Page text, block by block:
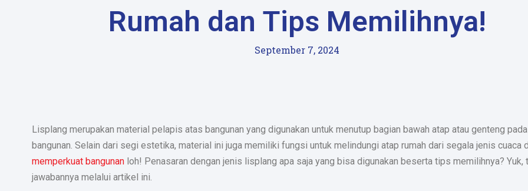
Rumah dan Tips Memilihnya!
September 7, 2024
Lisplang merupakan material pelapis atas bangunan yang digunakan untuk menutup bagian bawah atap atau genteng
bangunan. Selain dari segi estetika, material ini juga memiliki fungsi untuk melindungi atap rumah dari segala jenis cuaca
memperkuat bangunanloh! Penasaran dengan jenis lisplang apa saja yang bisa digunakan beserta tips memilihnya? Yuk,
jawabannya melalui artikel ini.